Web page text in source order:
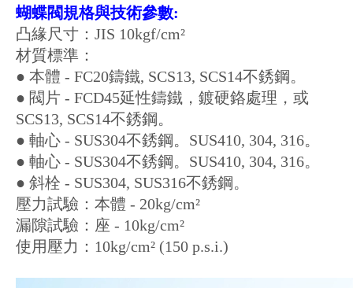
蝴蝶閥規格與技術參數:
凸緣尺寸：JIS 10kgf/cm²
材質標準：
● 本體 - FC20鑄鐵, SCS13, SCS14不銹鋼。
● 閥片 - FCD45延性鑄鐵，鍍硬鉻處理，或
SCS13, SCS14不銹鋼。
● 軸心 - SUS304不銹鋼。SUS410, 304, 316。
● 軸心 - SUS304不銹鋼。SUS410, 304, 316。
● 斜栓 - SUS304, SUS316不銹鋼。
壓力試驗：本體 - 20kg/cm²
漏隙試驗：座 - 10kg/cm²
使用壓力：10kg/cm² (150 p.s.i.)